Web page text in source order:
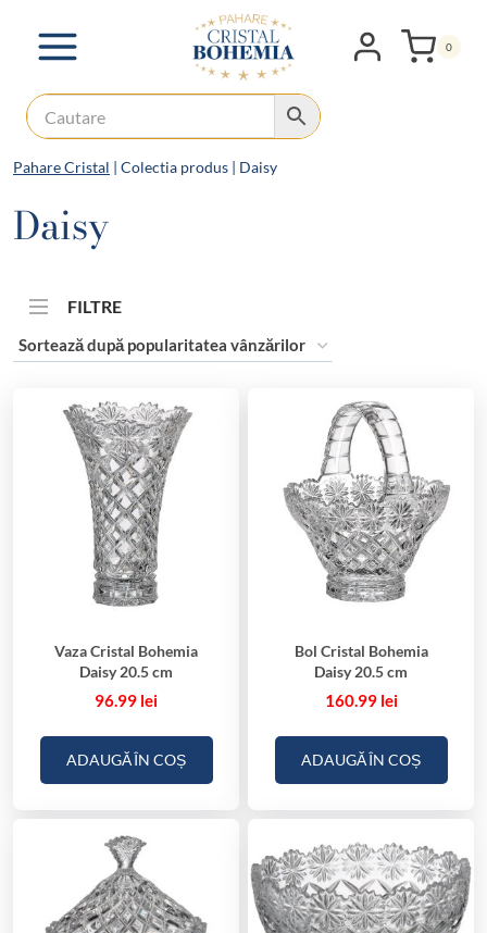
0
Pahare Cristal | Colectia produs | Daisy
Daisy
FILTRE
Vaza Cristal Bohemia
Daisy 20.5 cm
96.99 lei
ADAUGĂ ÎN COȘ
Bol Cristal Bohemia
Daisy 20.5 cm
160.99 lei
ADAUGĂ ÎN COȘ